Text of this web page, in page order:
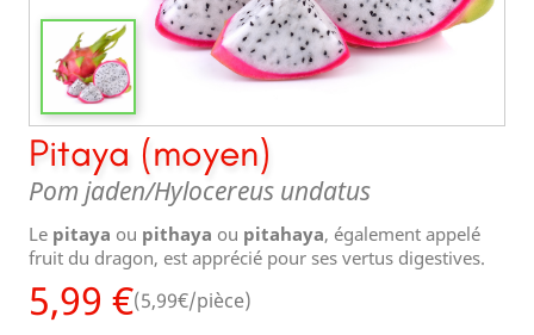
Pitaya (moyen)
Pom jaden Hylocereus undatus
Le pitaya ou pithaya ou pitahaya, également appelé
fruit du dragon, est apprécié pour ses vertus digestives.
5,99 €(5,99€/pièce)